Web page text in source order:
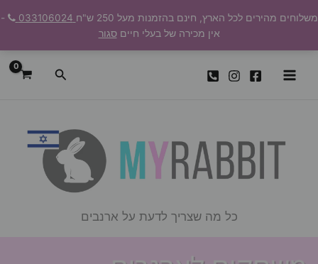
לתוכן
משלוחים מהירים לכל הארץ, חינם בהזמנות מעל 250 ש"ח
-
אין מכירה של בעלי חייםסגור
חיפוש
כל מה שצריך לדעת על ארנבים